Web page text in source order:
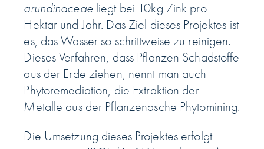
arundinaceaeliegt bei 10kg Zink pro
Hektar und Jahr. Das Ziel dieses Projektes ist
es, das Wasser so schrittweise zu reinigen.
Dieses Verfahren, dass Pflanzen Schadstoffe
aus der Erde ziehen, nennt man auch
Phytoremediation, die Extraktion der
Metalle aus der Pflanzenasche Phytomining.
Die Umsetzung dieses Projektes erfolgt